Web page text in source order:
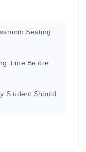
Seating
Time Before
Student Should